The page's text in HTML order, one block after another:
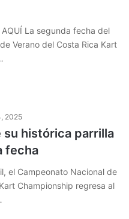
La segunda fecha del
Verano del Costa Rica Kart
2025
histórica parrilla
fecha
el Campeonato Nacional de
Championship regresa al